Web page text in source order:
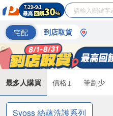
宅配 到店取貨
最多人購買 價格↓ 筆劃少
Syoss 絲蘊洗護系列